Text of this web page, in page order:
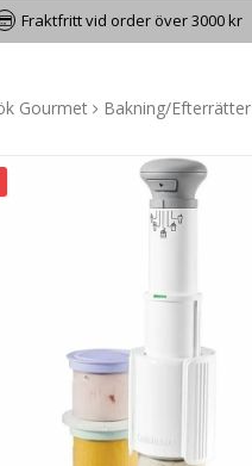
Fraktfritt vid order över 3000 kr
Gourmet Bakning/Efterrätter